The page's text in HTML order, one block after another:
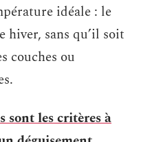
idéale : le
hiver, sans qu’il soit
couches ou
sont les critères à